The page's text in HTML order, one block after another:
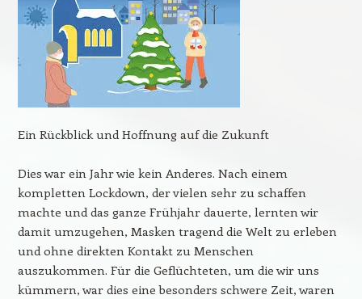
Ein Rückblick und Hoffnung auf die Zukunft
Dies war ein Jahr wie kein Anderes. Nach einem
kompletten Lockdown, der vielen sehr zu schaffen
machte und das ganze Frühjahr dauerte, lernten wir
damit umzugehen, Masken tragend die Welt zu erleben
und ohne direkten Kontakt zu Menschen
auszukommen. Für die Geflüchteten, um die wir uns
kümmern, war dies eine besonders schwere Zeit, waren